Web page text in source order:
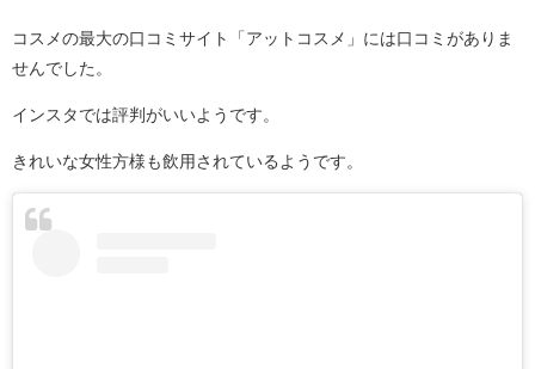
コスメの最大の口コミサイト「アットコスメ」には口コミがありま
せんでした。
インスタでは評判がいいようです。
きれいな女性方様も飲用されているようです。